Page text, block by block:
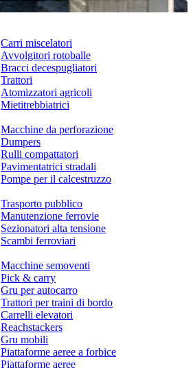
Carri miscelatori
Avvolgitori rotoballe
Bracci decespugliatori
Trattori
Atomizzatori agricoli
Mietitrebbiatrici
Macchine da perforazione
Dumpers
Rulli compattatori
Pavimentatrici stradali
Pompe per il calcestruzzo
Trasporto pubblico
Manutenzione ferrovie
Sezionatori alta tensione
Scambi ferroviari
Macchine semoventi
Pick & carry
Gru per autocarro
Trattori per traini di bordo
Carrelli elevatori
Reachstackers
Gru mobili
Piattaforme aeree a forbice
Piattaforme aeree